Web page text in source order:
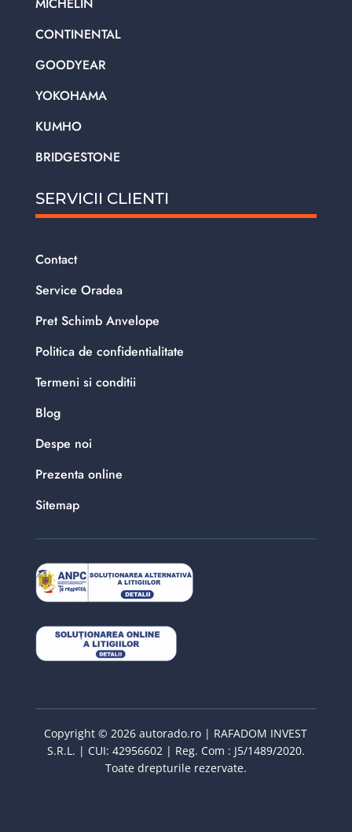
MICHELIN
CONTINENTAL
GOODYEAR
YOKOHAMA
KUMHO
BRIDGESTONE
SERVICII CLIENTI
Contact
Service Oradea
Pret Schimb Anvelope
Politica de confidentialitate
Termeni si conditii
Blog
Despe noi
Prezenta online
Sitemap
Copyright © 2026 autorado.ro | RAFADOM INVEST
S.R.L. | CUI: 42956602 | Reg. Com : J5/1489/2020.
Toate drepturile rezervate.